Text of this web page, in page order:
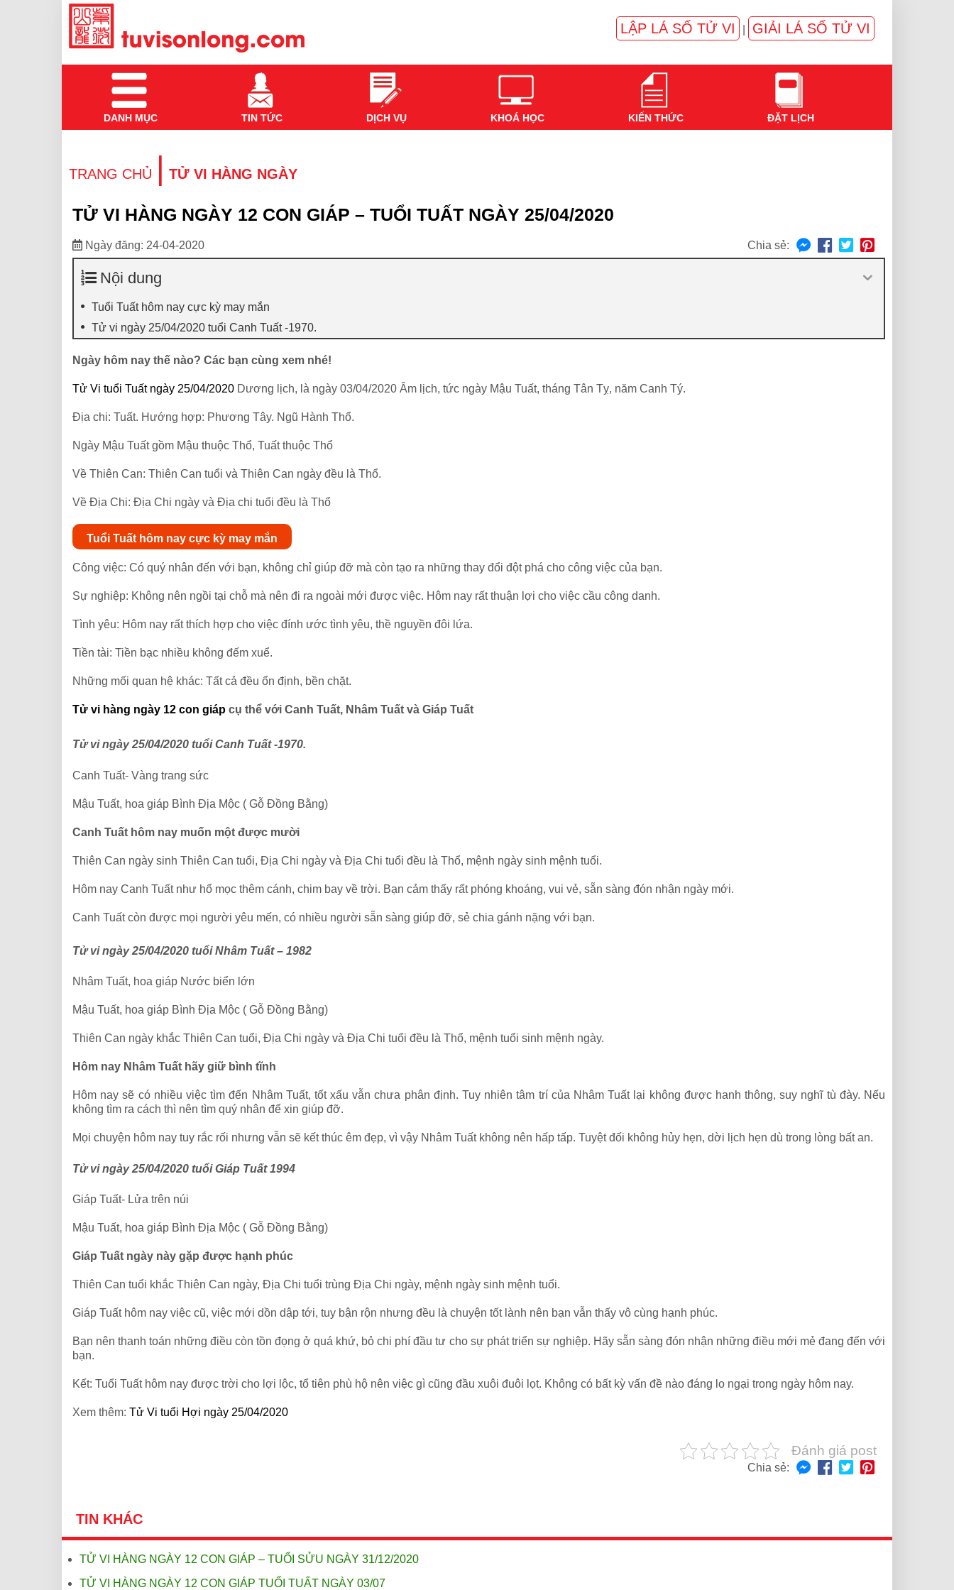
LẬP LÁ SỐ TỬ VI GIẢI LÁ SỐ TỬ VI
DANH MỤC TIN TỨC DỊCH VỤ KHOÁ HỌC KIẾN THỨC ĐẶT LỊCH
TRANG CHỦ | TỬ VI HÀNG NGÀY
TỬ VI HÀNG NGÀY 12 CON GIÁP – TUỔI TUẤT NGÀY 25/04/2020
Ngày đăng: 24-04-2020 Chia sẻ:
Nội dung
Tuổi Tuất hôm nay cực kỳ may mắn
Tử vi ngày 25/04/2020 tuổi Canh Tuất -1970.
Ngày hôm nay thế nào? Các bạn cùng xem nhé!
Tử Vi tuổi Tuất ngày 25/04/2020 Dương lịch, là ngày 03/04/2020 Âm lịch, tức ngày Mậu Tuất, tháng Tân Tỵ, năm Canh Tý.
Địa chi: Tuất. Hướng hợp: Phương Tây. Ngũ Hành Thổ.
Ngày Mậu Tuất gồm Mậu thuộc Thổ, Tuất thuộc Thổ
Về Thiên Can: Thiên Can tuổi và Thiên Can ngày đều là Thổ.
Về Địa Chi: Địa Chi ngày và Địa chi tuổi đều là Thổ
Tuổi Tuất hôm nay cực kỳ may mắn
Công việc: Có quý nhân đến với bạn, không chỉ giúp đỡ mà còn tạo ra những thay đổi đột phá cho công việc của bạn.
Sự nghiệp: Không nên ngồi tại chỗ mà nên đi ra ngoài mới được việc. Hôm nay rất thuận lợi cho việc cầu công danh.
Tình yêu: Hôm nay rất thích hợp cho việc đính ước tình yêu, thề nguyền đôi lứa.
Tiền tài: Tiền bạc nhiều không đếm xuể.
Những mối quan hệ khác: Tất cả đều ổn định, bền chặt.
Tử vi hàng ngày 12 con giáp cụ thể với Canh Tuất, Nhâm Tuất và Giáp Tuất
Tử vi ngày 25/04/2020 tuổi Canh Tuất -1970.
Canh Tuất- Vàng trang sức
Mậu Tuất, hoa giáp Bình Địa Mộc ( Gỗ Đồng Bằng)
Canh Tuất hôm nay muốn một được mười
Thiên Can ngày sinh Thiên Can tuổi, Địa Chi ngày và Địa Chi tuổi đều là Thổ, mệnh ngày sinh mệnh tuổi.
Hôm nay Canh Tuất như hổ mọc thêm cánh, chim bay về trời. Bạn cảm thấy rất phóng khoáng, vui vẻ, sẵn sàng đón nhận ngày mới.
Canh Tuất còn được mọi người yêu mến, có nhiều người sẵn sàng giúp đỡ, sẻ chia gánh nặng với bạn.
Tử vi ngày 25/04/2020 tuổi Nhâm Tuất – 1982
Nhâm Tuất, hoa giáp Nước biển lớn
Mậu Tuất, hoa giáp Bình Địa Mộc ( Gỗ Đồng Bằng)
Thiên Can ngày khắc Thiên Can tuổi, Địa Chi ngày và Địa Chi tuổi đều là Thổ, mệnh tuổi sinh mệnh ngày.
Hôm nay Nhâm Tuất hãy giữ bình tĩnh
Hôm nay sẽ có nhiều việc tìm đến Nhâm Tuất, tốt xấu vẫn chưa phân định. Tuy nhiên tâm trí của Nhâm Tuất lại không được hanh thông, suy nghĩ tù đày. Nếu
không tìm ra cách thì nên tìm quý nhân để xin giúp đỡ.
Mọi chuyện hôm nay tuy rắc rối nhưng vẫn sẽ kết thúc êm đẹp, vì vậy Nhâm Tuất không nên hấp tấp. Tuyệt đối không hủy hẹn, dời lịch hẹn dù trong lòng bất an.
Tử vi ngày 25/04/2020 tuổi Giáp Tuất 1994
Giáp Tuất- Lửa trên núi
Mậu Tuất, hoa giáp Bình Địa Mộc ( Gỗ Đồng Bằng)
Giáp Tuất ngày này gặp được hạnh phúc
Thiên Can tuổi khắc Thiên Can ngày, Địa Chi tuổi trùng Địa Chi ngày, mệnh ngày sinh mệnh tuổi.
Giáp Tuất hôm nay việc cũ, việc mới dồn dập tới, tuy bận rộn nhưng đều là chuyện tốt lành nên bạn vẫn thấy vô cùng hạnh phúc.
Bạn nên thanh toán những điều còn tồn đọng ở quá khứ, bỏ chi phí đầu tư cho sự phát triển sự nghiệp. Hãy sẵn sàng đón nhận những điều mới mẻ đang đến với
bạn.
Kết: Tuổi Tuất hôm nay được trời cho lợi lộc, tổ tiên phù hộ nên việc gì cũng đầu xuôi đuôi lọt. Không có bất kỳ vấn đề nào đáng lo ngại trong ngày hôm nay.
Xem thêm: Tử Vi tuổi Hợi ngày 25/04/2020
Đánh giá post
Chia sẻ:
TIN KHÁC
TỬ VI HÀNG NGÀY 12 CON GIÁP – TUỔI SỬU NGÀY 31/12/2020
TỬ VI HÀNG NGÀY 12 CON GIÁP TUỔI TUẤT NGÀY 03/07